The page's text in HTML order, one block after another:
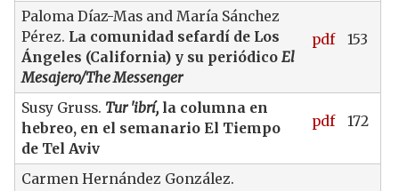
Paloma Díaz-Mas and María Sánchez
Pérez. La comunidad sefardí de Los
Ángeles (California) y su periódico El
Mesajero/The Messenger
pdf 153
Susy Gruss. Tur 'ibrí,la columna en
hebreo, en el semanario El Tiempo
de Tel Aviv
pdf 172
Carmen Hernández González.